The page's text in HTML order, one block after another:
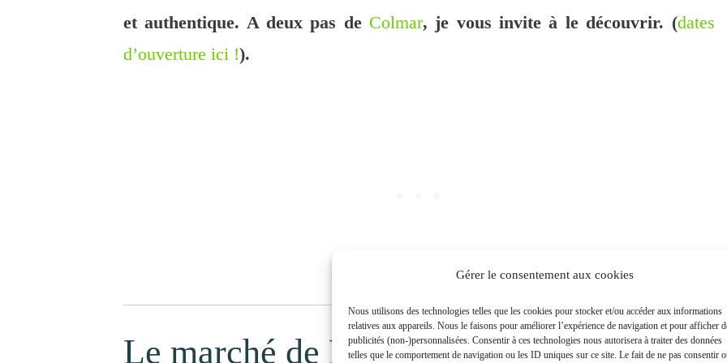
Gérer le consentement aux cookies
Nous utilisons des technologies telles que les cookies pour stocker et/ou accéder aux informations
relatives aux appareils. Nous le faisons pour améliorer l’expérience de navigation et pour afficher
publicités (non-)personnalisées. Consentir à ces technologies nous autorisera à traiter des données
telles que le comportement de navigation ou les ID uniques sur ce site. Le fait de ne pas consentir
et authentique. A deux pas de Colmar, je vous invite à le découvrir. (dates
d’ouverture ici !).
Le marché de Noël d’Éguisheim